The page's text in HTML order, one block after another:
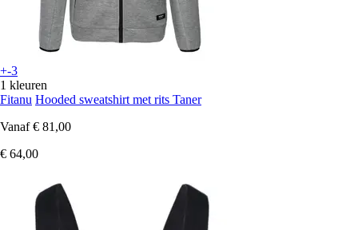
+-3
1 kleuren
Fitanu Hooded sweatshirt met rits Taner
Vanaf € 81,00
€ 64,00